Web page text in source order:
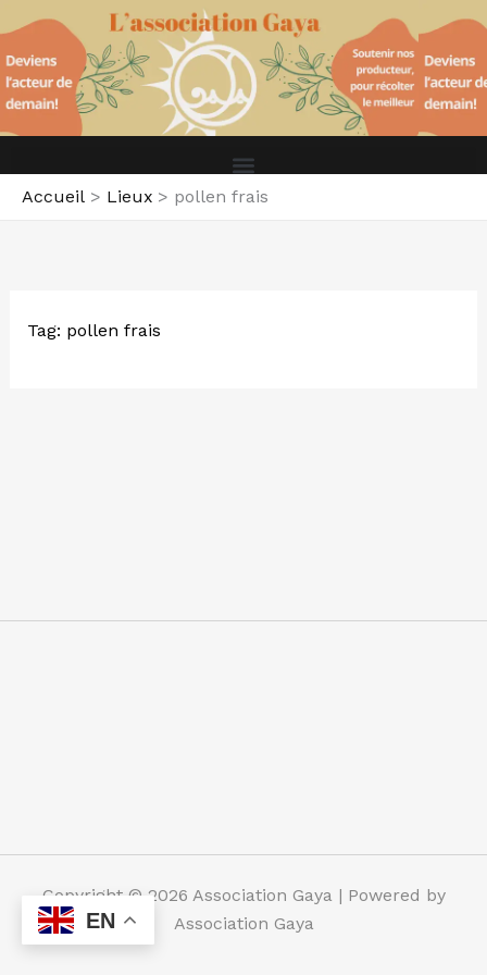
au
contenu
Accueil Lieux pollen frais
Tag: pollen frais
Copyright © 2026 Association Gaya | Powered by
Association Gaya
EN